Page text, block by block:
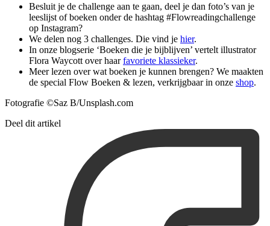
Besluit je de challenge aan te gaan, deel je dan foto’s van je
leeslijst of boeken onder de hashtag #Flowreadingchallenge
op Instagram?
We delen nog 3 challenges. Die vind je hier.
In onze blogserie ‘Boeken die je bijblijven’ vertelt illustrator
Flora Waycott over haarfavoriete klassieker.
Meer lezen over wat boeken je kunnen brengen? We maakten
de special Flow Boeken & lezen, verkrijgbaar in onze shop.
Fotografie ©Saz B/Unsplash.com
Deel dit artikel